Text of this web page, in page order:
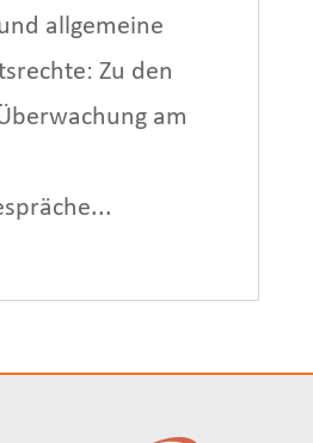
allgemeine
Zu den
am